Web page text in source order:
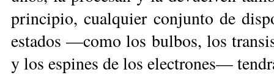
prin­ci­pio, cual­quier con­jun­to de
es­ta­dos —co­mo los bul­bos, los
y los es­pi­nes de los elec­tro­nes—